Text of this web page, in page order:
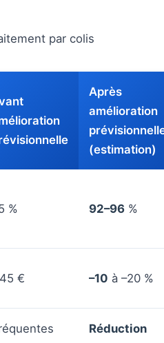
par colis
Après
amélioration
(estimation)
% 92–96 %
€ –10 à –20 %
Réduction